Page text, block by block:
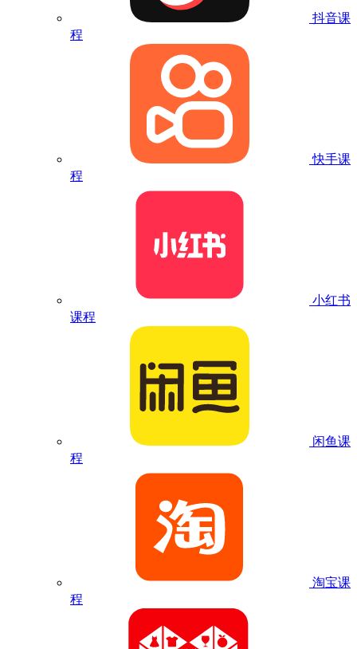
抖音课
程
快手课
程
小红书
课程
闲鱼课
程
淘宝课
程